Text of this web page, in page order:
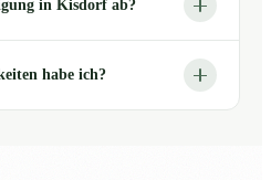
in Kisdorf ab?
habe ich?